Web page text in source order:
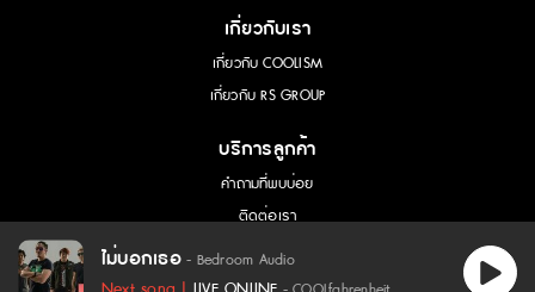
เกี่ยวกับเรา
เกี่ยวกับ COOLISM
เกี่ยวกับ RS GROUP
บริการลูกค้า
คำถามที่พบบ่อย
ติดต่อเรา
การขอใช้สิทธิ์ของเจ้าของข้อมูล
เนื้อเพลง - ไม่บอกเธอ :
ไม่บอกเธอ- Bedroom Audio